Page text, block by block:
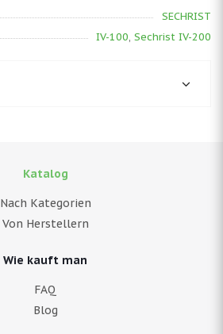
SECHRIST
IV-100, Sechrist IV-200
Katalog
Nach Kategorien
Von Herstellern
Wie kauft man
FAQ
Blog